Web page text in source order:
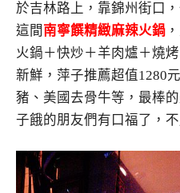
於吉林路上，靠錦州街口
這間 南寧饌精緻麻辣火鍋
火鍋＋快炒＋羊肉爐＋燒
新鮮，萍子推薦超值1280
豬、美國去骨牛等，最棒
子餓的朋友們有口福了，